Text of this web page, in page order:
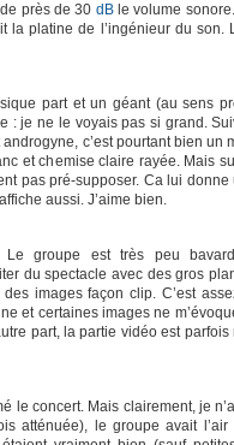
près de 30 dBle volume
la platine de l’ingénieur du son.
part et un géant (au sens
: je ne le voyais pas si grand.
c’est pourtant bien un
et chemise claire rayée. Mais
pas pré-supposer. Ca lui
aussi. J’aime bien.
Le groupe est très peu
du spectacle avec des gros
images façon clip. C’est
et certaines images ne
part, la partie vidéo est parfois
le concert. Mais clairement, je
atténuée), le groupe avait